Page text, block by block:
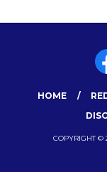
HOME
COPYRIGHT ©